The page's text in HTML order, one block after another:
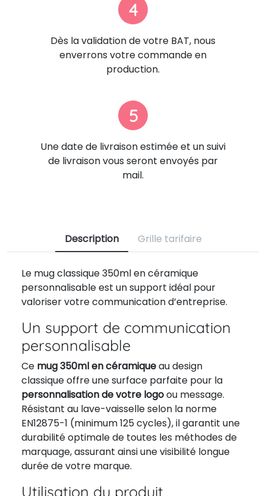
4
Dès la validation de votre BAT, nous
enverrons votre commande en
production.
5
Une date de livraison estimée et un suivi
de livraison vous seront envoyés par
mail.
Description Grille tarifaire
Le mug classique 350ml en céramique
personnalisable est un support idéal pour
valoriser votre communication d’entreprise.
Un support de communication
personnalisable
Ce mug 350ml en céramiqueau design
classique offre une surface parfaite pour la
personnalisation de votre logoou message.
Résistant au lave-vaisselle selon la norme
EN12875-1 (minimum 125 cycles), il garantit une
durabilité optimale de toutes les méthodes de
marquage, assurant ainsi une visibilité longue
durée de votre marque.
Utilisation du produit